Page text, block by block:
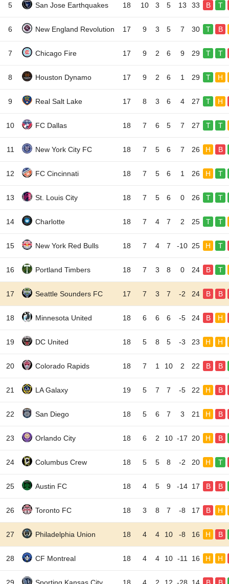
5 San Jose Earthquakes 18 10 3 5 13 33 B T
6 New England Revolution 17 9 3 5 7 30 T B
7 Chicago Fire 17 9 2 6 9 29 T T
8 Houston Dynamo 17 9 2 6 1 29 T H
9 Real Salt Lake 17 8 3 6 4 27 T H
10 FC Dallas 18 7 6 5 7 27 T T
11 New York City FC 18 7 5 6 7 26 H B
12 FC Cincinnati 18 7 5 6 1 26 H T
13 St. Louis City 18 7 5 6 0 26 T T
14 Charlotte 18 7 4 7 2 25 T T
15 New York Red Bulls 18 7 4 7 -10 25 H T
16 Portland Timbers 18 7 3 8 0 24 B T
17 Seattle Sounders FC 17 7 3 7 -2 24 B B
18 Minnesota United 18 6 6 6 -5 24 B H
19 DC United 18 5 8 5 -3 23 H H
20 Colorado Rapids 18 7 1 10 2 22 B B
21 LA Galaxy 19 5 7 7 -5 22 H B
22 San Diego 18 5 6 7 3 21 H B
23 Orlando City 18 6 2 10 -17 20 H B
24 Columbus Crew 18 5 5 8 -2 20 H T
25 Austin FC 18 4 5 9 -14 17 B B
26 Toronto FC 18 3 8 7 -8 17 B H
27 Philadelphia Union 18 4 4 10 -8 16 H B
28 CF Montreal 18 4 4 10 -11 16 H H